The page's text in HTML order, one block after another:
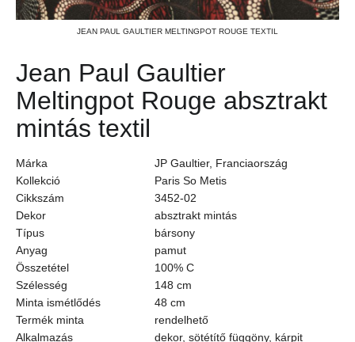
JEAN PAUL GAULTIER MELTINGPOT ROUGE TEXTIL
Jean Paul Gaultier
Meltingpot Rouge absztrakt
mintás textil
Márka
JP Gaultier, Franciaország
Kollekció
Paris So Metis
Cikkszám
3452-02
Dekor
absztrakt mintás
Típus
bársony
Anyag
pamut
Összetétel
100% C
Szélesség
148 cm
Minta ismétlődés
48 cm
Termék minta
rendelhető
Alkalmazás
dekor, sötétítő függöny, kárpit